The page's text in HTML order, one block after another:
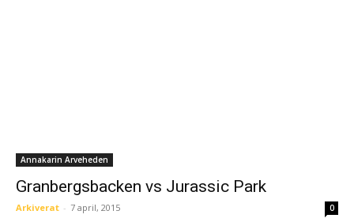
Annakarin Arveheden
Granbergsbacken vs Jurassic Park
Arkiverat - 7 april, 2015 0